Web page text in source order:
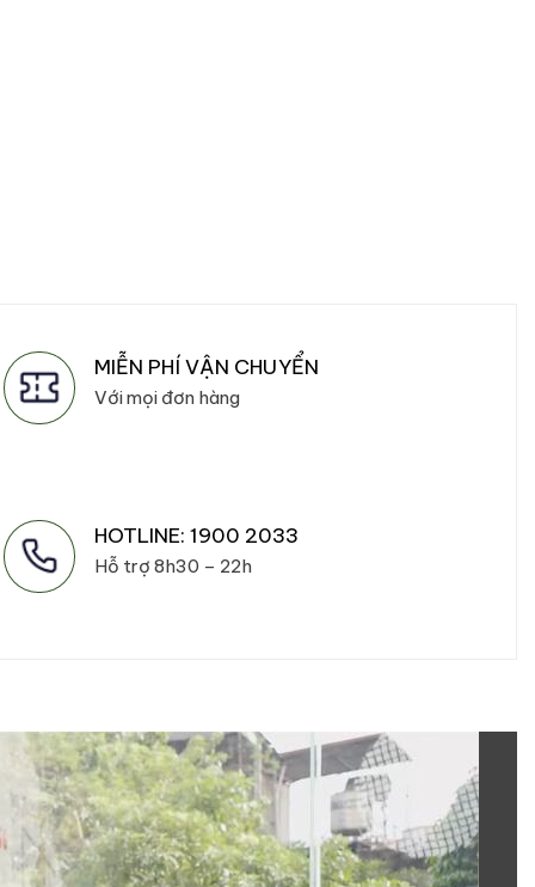
MIỄN PHÍ VẬN CHUYỂN
Với mọi đơn hàng
HOTLINE: 1900 2033
Hỗ trợ 8h30 – 22h